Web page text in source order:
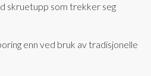
skruetupp som trekker seg
enn ved bruk av tradisjonelle